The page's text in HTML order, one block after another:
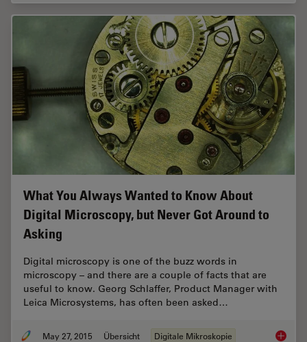
What You Always Wanted to Know About
Digital Microscopy, but Never Got Around to
Asking
Digital microscopy is one of the buzz words in
microscopy – and there are a couple of facts that are
useful to know. Georg Schlaffer, Product Manager with
Leica Microsystems, has often been asked…
May 27, 2015 Übersicht Digitale Mikroskopie What